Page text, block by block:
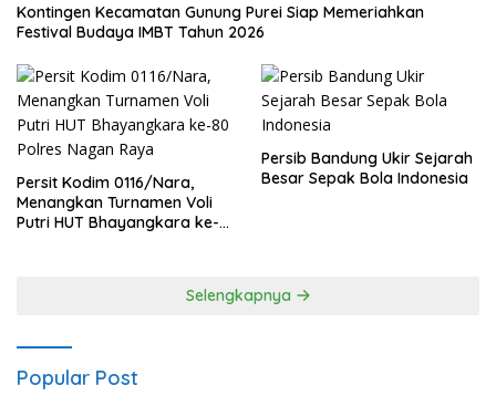
Kontingen Kecamatan Gunung Purei Siap Memeriahkan
Festival Budaya IMBT Tahun 2026
Persit Kodim 0116/Nara,
Menangkan Turnamen Voli
Putri HUT Bhayangkara ke-
Persib Bandung Ukir Sejarah
Besar Sepak Bola Indonesia
Selengkapnya
Popular Post